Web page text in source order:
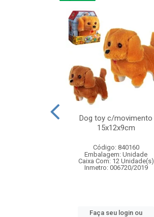
Dog toy c/movimento
15x12x9cm
Código: 840160
Embalagem: Unidade
Caixa Com: 12 Unidade(s)
Inmetro: 006720/2019
Faça seu login ou